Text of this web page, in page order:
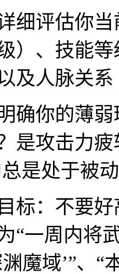
细评估你
）、技能
及人脉关
确你的薄
是攻击力
是处于被
标：不要
“一周内将
魔域’”、